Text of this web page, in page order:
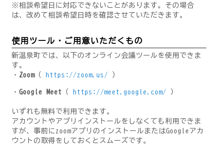
※相談希望日に対応できないことがあります。その場合
は、改めて相談希望日時を確認させていただきます。
使用ツール・ご用意いただくもの
新温泉町では、以下のオンライン会議ツールを使用できま
す。
・ Zoom（ https://zoom.us/ ）
・ Google Meet （ https://meet.google.com/ ）
いずれも無料で利用できます。
アカウントやアプリインストールをしなくても利用できま
すが、事前にzoomアプリのインストールまたはGoogleアカ
ウントの取得をしておくとスムーズです。